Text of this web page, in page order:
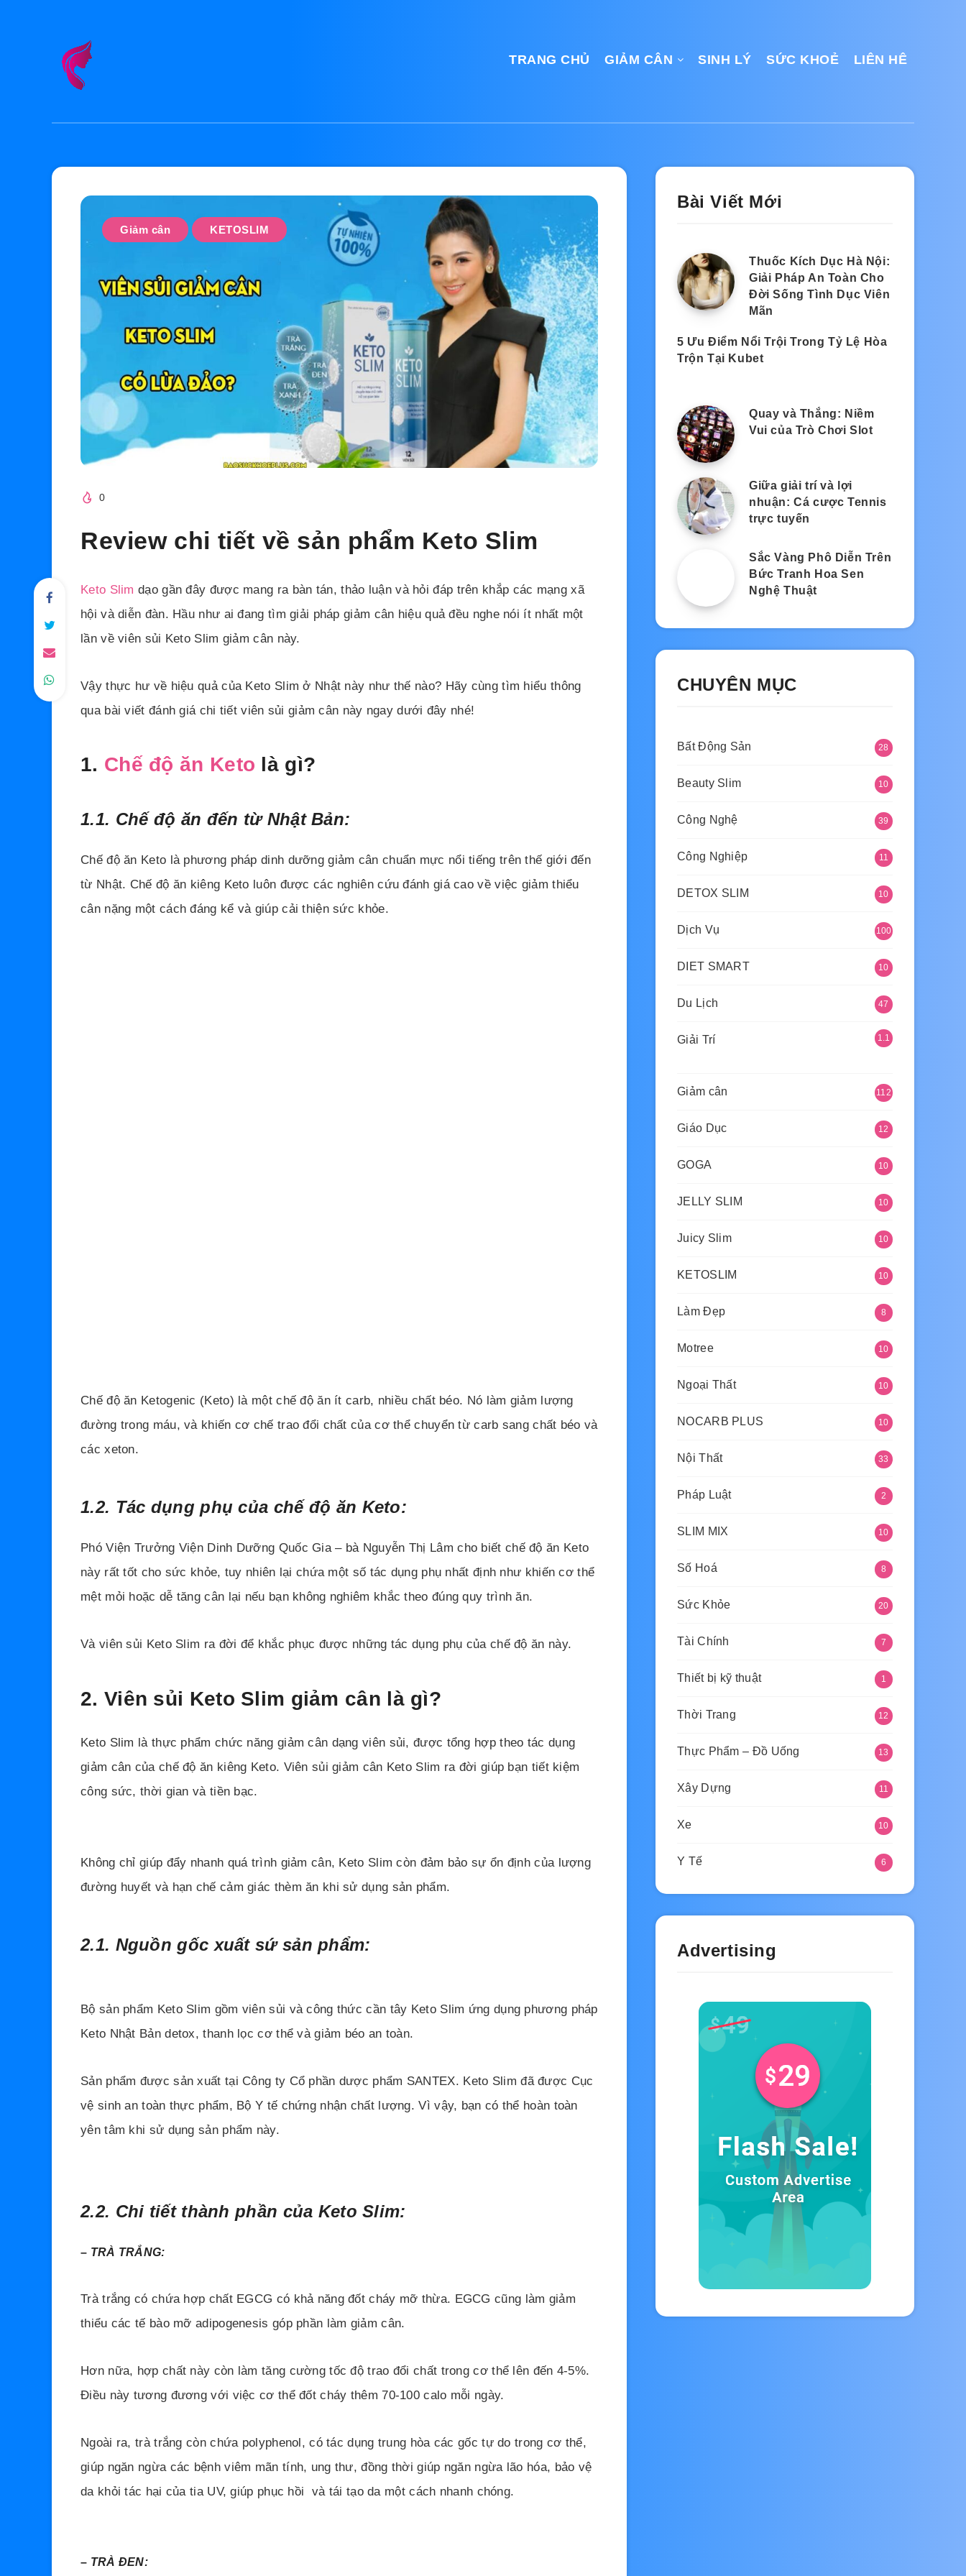
TRANG CHỦ GIẢM CÂN SINH LÝ SỨC KHOẺ LIÊN HÊ
Giảm cân KETOSLIM
0
Review chi tiết về sản phẩm Keto Slim
Keto Slim dạo gần đây được mang ra bàn tán, thảo luận và hỏi đáp trên khắp các mạng xã
hội và diễn đàn. Hầu như ai đang tìm giải pháp giảm cân hiệu quả đều nghe nói ít nhất một
lần về viên sủi Keto Slim giảm cân này.
Vậy thực hư về hiệu quả của Keto Slim ở Nhật này như thế nào? Hãy cùng tìm hiểu thông
qua bài viết đánh giá chi tiết viên sủi giảm cân này ngay dưới đây nhé!
1. Chế độ ăn Keto là gì?
1.1. Chế độ ăn đến từ Nhật Bản:
Chế độ ăn Keto là phương pháp dinh dưỡng giảm cân chuẩn mực nổi tiếng trên thế giới đến
từ Nhật. Chế độ ăn kiêng Keto luôn được các nghiên cứu đánh giá cao về việc giảm thiểu
cân nặng một cách đáng kể và giúp cải thiện sức khỏe.
Chế độ ăn Ketogenic (Keto) là một chế độ ăn ít carb, nhiều chất béo. Nó làm giảm lượng
đường trong máu, và khiến cơ chế trao đổi chất của cơ thể chuyển từ carb sang chất béo và
các xeton.
1.2. Tác dụng phụ của chế độ ăn Keto:
Phó Viện Trưởng Viện Dinh Dưỡng Quốc Gia – bà Nguyễn Thị Lâm cho biết chế độ ăn Keto
này rất tốt cho sức khỏe, tuy nhiên lại chứa một số tác dụng phụ nhất định như khiến cơ thể
mệt mỏi hoặc dễ tăng cân lại nếu bạn không nghiêm khắc theo đúng quy trình ăn.
Và viên sủi Keto Slim ra đời để khắc phục được những tác dụng phụ của chế độ ăn này.
2. Viên sủi Keto Slim giảm cân là gì?
Keto Slim là thực phẩm chức năng giảm cân dạng viên sủi, được tổng hợp theo tác dụng
giảm cân của chế độ ăn kiêng Keto. Viên sủi giảm cân Keto Slim ra đời giúp bạn tiết kiệm
công sức, thời gian và tiền bạc.
Không chỉ giúp đẩy nhanh quá trình giảm cân, Keto Slim còn đảm bảo sự ổn định của lượng
đường huyết và hạn chế cảm giác thèm ăn khi sử dụng sản phẩm.
2.1. Nguồn gốc xuất sứ sản phẩm:
Bộ sản phẩm Keto Slim gồm viên sủi và công thức cần tây Keto Slim ứng dụng phương pháp
Keto Nhật Bản detox, thanh lọc cơ thể và giảm béo an toàn.
Sản phẩm được sản xuất tại Công ty Cổ phần dược phẩm SANTEX. Keto Slim đã được Cục
vệ sinh an toàn thực phẩm, Bộ Y tế chứng nhận chất lượng. Vì vậy, bạn có thể hoàn toàn
yên tâm khi sử dụng sản phẩm này.
2.2. Chi tiết thành phần của Keto Slim:
– TRÀ TRẮNG:
Trà trắng có chứa hợp chất EGCG có khả năng đốt cháy mỡ thừa. EGCG cũng làm giảm
thiểu các tế bào mỡ adipogenesis góp phần làm giảm cân.
Hơn nữa, hợp chất này còn làm tăng cường tốc độ trao đổi chất trong cơ thể lên đến 4-5%.
Điều này tương đương với việc cơ thể đốt cháy thêm 70-100 calo mỗi ngày.
Ngoài ra, trà trắng còn chứa polyphenol, có tác dụng trung hòa các gốc tự do trong cơ thể,
giúp ngăn ngừa các bệnh viêm mãn tính, ung thư, đồng thời giúp ngăn ngừa lão hóa, bảo vệ
da khỏi tác hại của tia UV, giúp phục hồi và tái tạo da một cách nhanh chóng.
– TRÀ ĐEN:
Bài Viết Mới
Thuốc Kích Dục Hà Nội:
Giải Pháp An Toàn Cho
Đời Sống Tình Dục Viên
Mãn
5 Ưu Điểm Nổi Trội Trong Tỷ Lệ Hòa
Trộn Tại Kubet
Quay và Thắng: Niềm
Vui của Trò Chơi Slot
Giữa giải trí và lợi
nhuận: Cá cược Tennis
trực tuyến
Sắc Vàng Phô Diễn Trên
Bức Tranh Hoa Sen
Nghệ Thuật
CHUYÊN MỤC
Bất Động Sản 28
Beauty Slim 10
Công Nghệ 39
Công Nghiệp 11
DETOX SLIM 10
Dịch Vụ 100
DIET SMART 10
Du Lịch 47
Giải Trí
1.1
Giảm cân 112
Giáo Dục 12
GOGA 10
JELLY SLIM 10
Juicy Slim 10
KETOSLIM 10
Làm Đẹp 8
Motree 10
Ngoại Thất 10
NOCARB PLUS 10
Nội Thất 33
Pháp Luật 2
SLIM MIX 10
Số Hoá 8
Sức Khỏe 20
Tài Chính 7
Thiết bị kỹ thuật 1
Thời Trang 12
Thực Phẩm – Đồ Uống 13
Xây Dựng 11
Xe 10
Y Tế 6
Advertising